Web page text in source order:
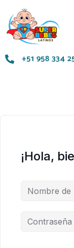
+51 958 334
¡Hola,